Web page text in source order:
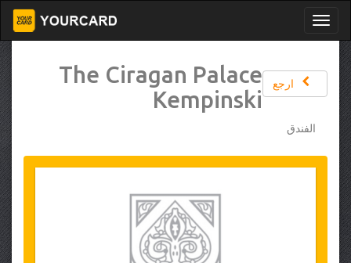
ارجع
The Ciragan Palace
Kempinski
الفندق